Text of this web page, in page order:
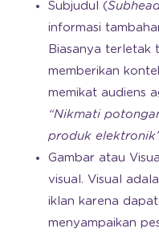
Subjudul (
informasi
Biasanya terletak
memberikan
memikat audiens
“Nikmati
produk
Gambar atau
visual. Visual
iklan karena
menyampaikan